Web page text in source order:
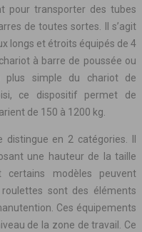
pour transporter des tubes
de toutes sortes. Il s’agit
longs et étroits équipés de 4
à barre de poussée ou
simple du chariot de
ce dispositif permet de
de 150 à 1200 kg.
en 2 catégories. Il
une hauteur de la taille
modèles peuvent
sont des éléments
Ces équipements
de la zone de travail. Ce